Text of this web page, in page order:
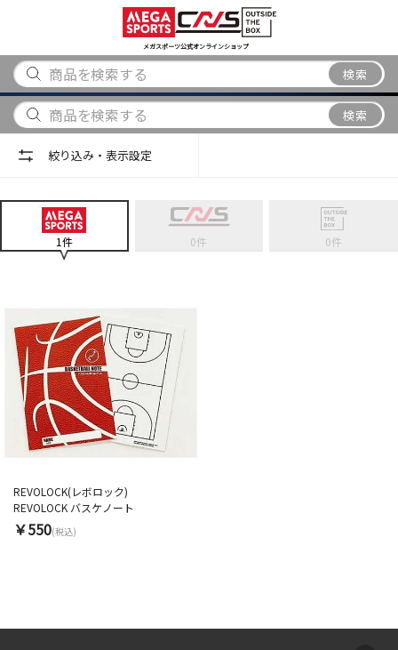
メガスポーツ公式オンラインショップ
検索
アウトドア
から探す
ブランド
から探す
検索
絞り込み・表示設定
1件 0件 0件
REVOLOCK(レボロック)
REVOLOCK バスケノート
￥550(税込)